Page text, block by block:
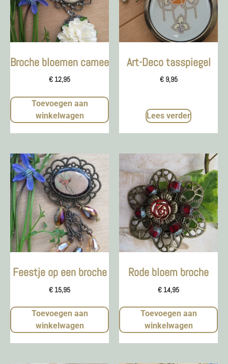
Broche bloemen camee
€ 12,95
Toevoegen aan
winkelwagen
Art-Deco tasspiegel
€9,95
Lees verder
Feestje op een broche
€ 15,95
Toevoegen aan
winkelwagen
Rode bloem broche
€ 14,95
Toevoegen aan
winkelwagen